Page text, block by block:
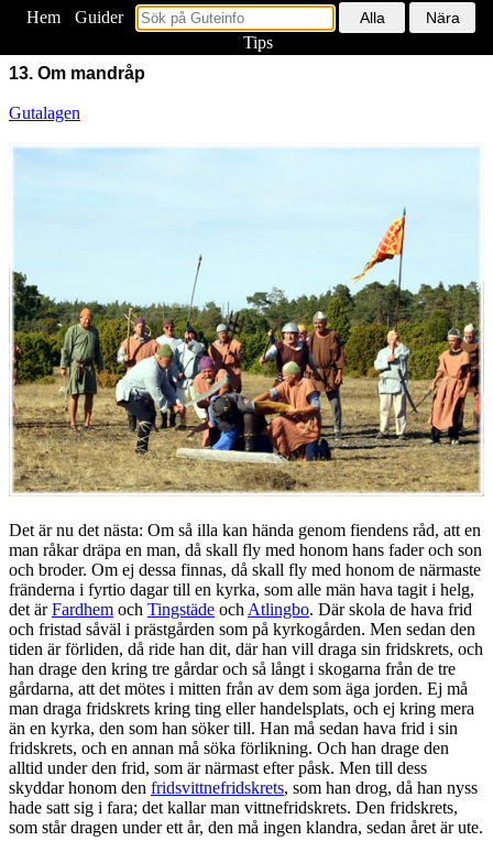
Hem
Guider
Tips
13. Om mandråp
Gutalagen
Det är nu det nästa: Om så illa kan hända genom fiendens råd, att en
man råkar dräpa en man, då skall fly med honom hans fader och son
och broder. Om ej dessa finnas, då skall fly med honom de närmaste
fränderna i fyrtio dagar till en kyrka, som alle män hava tagit i helg,
det ärFardhem och Tingstäde och Atlingbo. Där skola de hava frid
och fristad såväl i prästgården som på kyrkogården. Men sedan den
tiden är förliden, då ride han dit, där han vill draga sin fridskrets, och
han drage den kring tre gårdar och så långt i skogarna från de tre
gårdarna, att det mötes i mitten från av dem som äga jorden. Ej må
man draga fridskrets kring ting eller handelsplats, och ej kring mera
än en kyrka, den som han söker till. Han må sedan hava frid i sin
fridskrets, och en annan må söka förlikning. Och han drage den
alltid under den frid, som är närmast efter påsk. Men till dess
skyddar honom den fridsvittnefridskrets, som han drog, då han nyss
hade satt sig i fara; det kallar man vittnefridskrets. Den fridskrets,
som står dragen under ett år, den må ingen klandra, sedan året är ute.